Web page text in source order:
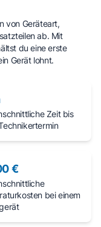
von Geräteart,
ab. Mit
du eine erste
Gerät lohnt.
Zeit bis
€
bei einem